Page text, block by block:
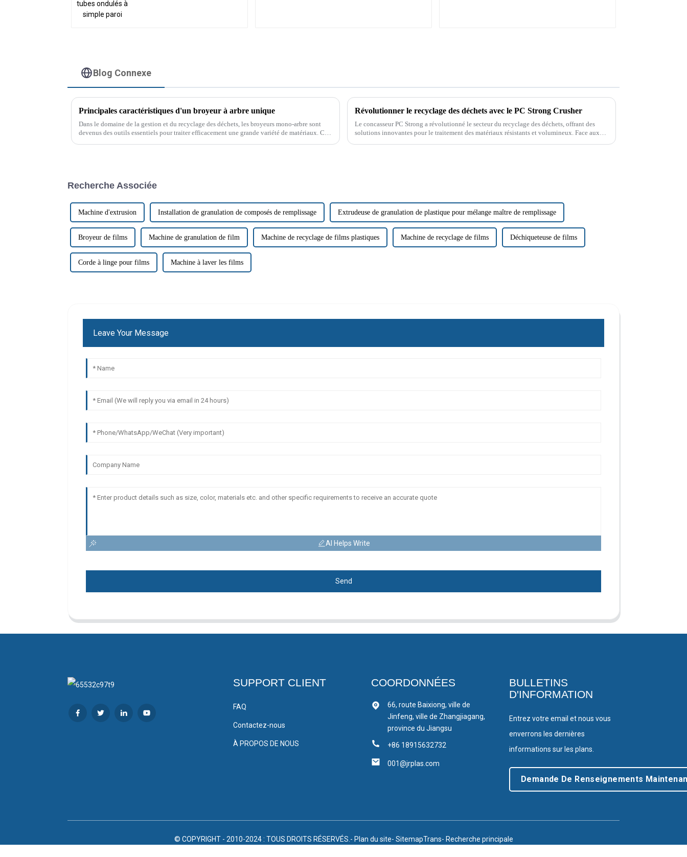
Blog Connexe
Principales caractéristiques d'un broyeur à arbre unique
Dans le domaine de la gestion et du recyclage des déchets, les broyeurs mono-arbre sont
devenus des outils essentiels pour traiter efficacement une grande variété de matériaux. Ces
Révolutionner le recyclage des déchets avec le PC Strong Crusher
Le concasseur PC Strong a révolutionné le secteur du recyclage des déchets, offrant des
solutions innovantes pour le traitement des matériaux résistants et volumineux. Face aux
Recherche Associée
Machine d'extrusion Installation de granulation de composés de remplissage Extrudeuse de granulation de plastique pour mélange maître de remplissage
Broyeur de films Machine de granulation de film Machine de recyclage de films plastiques Machine de recyclage de films Déchiqueteuse de films
Corde à linge pour films Machine à laver les films
Leave Your Message
AI Helps Write
Send
SUPPORT CLIENT
FAQ
Contactez-nous
À PROPOS DE NOUS
COORDONNÉES
66, route Baixiong, ville de
Jinfeng, ville de Zhangjiagang,
province du Jiangsu
+86 18915632732
001@jrplas.com
BULLETINS
D'INFORMATION
Entrez votre email et nous vous
enverrons les dernières
informations sur les plans.
Demande De Renseignements
© COPYRIGHT - 2010-2024 : TOUS DROITS RÉSERVÉS. - Plan du site- SitemapTrans- Recherche principale